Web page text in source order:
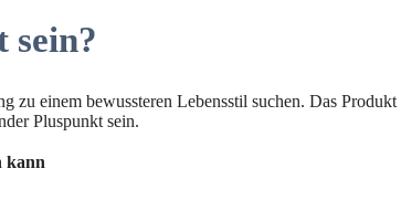
sein?
einem bewussteren Lebensstil suchen. Das
Pluspunkt sein.
kann